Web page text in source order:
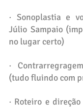
· Sonoplastia e
Júlio Sampaio
no lugar certo)
·
(tudo fluindo com
· Roteiro e